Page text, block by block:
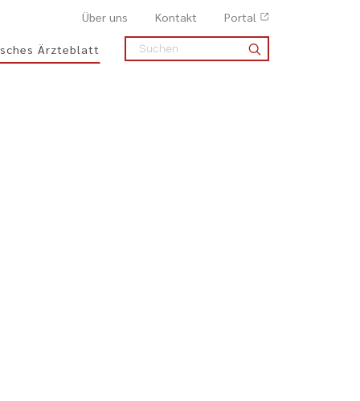
Über uns Kontakt Portal
Ärzteblatt